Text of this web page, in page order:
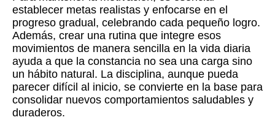
establecer metas realistas y enfocarse en el
progreso gradual, celebrando cada pequeño logro.
Además, crear una rutina que integre esos
movimientos de manera sencilla en la vida diaria
ayuda a que la constancia no sea una carga sino
un hábito natural. La disciplina, aunque pueda
parecer difícil al inicio, se convierte en la base para
consolidar nuevos comportamientos saludables y
duraderos.